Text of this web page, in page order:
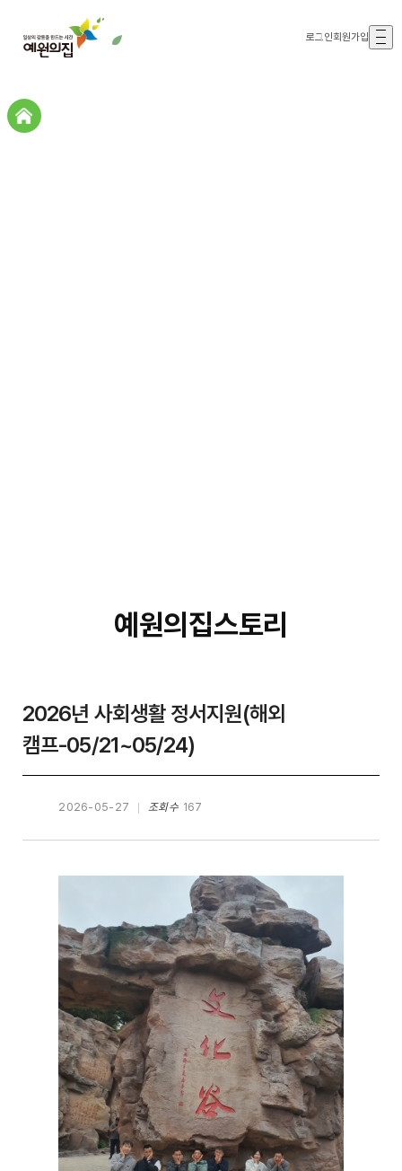
로그인회원가입
갤러리존
예원의집스토리
2026년 사회생활 정서지원(해외
캠프-05/21~05/24)
2026-05-27 조회수 167